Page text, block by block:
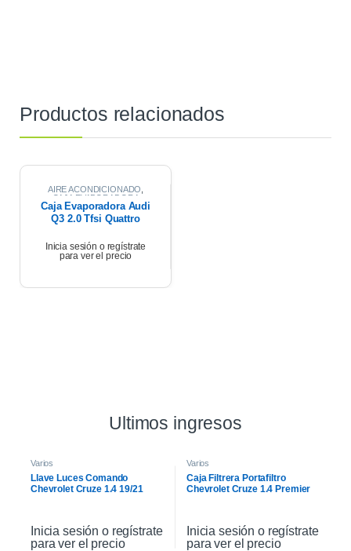
Productos relacionados
AIRE ACONDICIONADO
CAJA EVAPORADORA
Caja Evaporadora Audi
Q3 2.0 Tfsi Quattro
Inicia sesión o regístrate
para ver el precio
Ultimos ingresos
Varios
Llave Luces Comando
Chevrolet Cruze 1.4 19/21
Inicia sesión o regístrate
para ver el precio
Varios
Caja Filtrera Portafiltro
Chevrolet Cruze 1.4 Premier
Inicia sesión o regístrate
para ver el precio